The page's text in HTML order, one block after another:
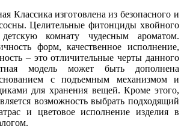
Классика изготовлена из безопасного и
Целительные фитонциды хвойного
комнату чудесным ароматом.
форм, качественное исполнение,
– это отличительные черты данного
модель может быть дополнена
с подъемным механизмом и
для хранения вещей. Кроме этого,
возможность выбрать подходящий
и цветовое исполнение изделия в